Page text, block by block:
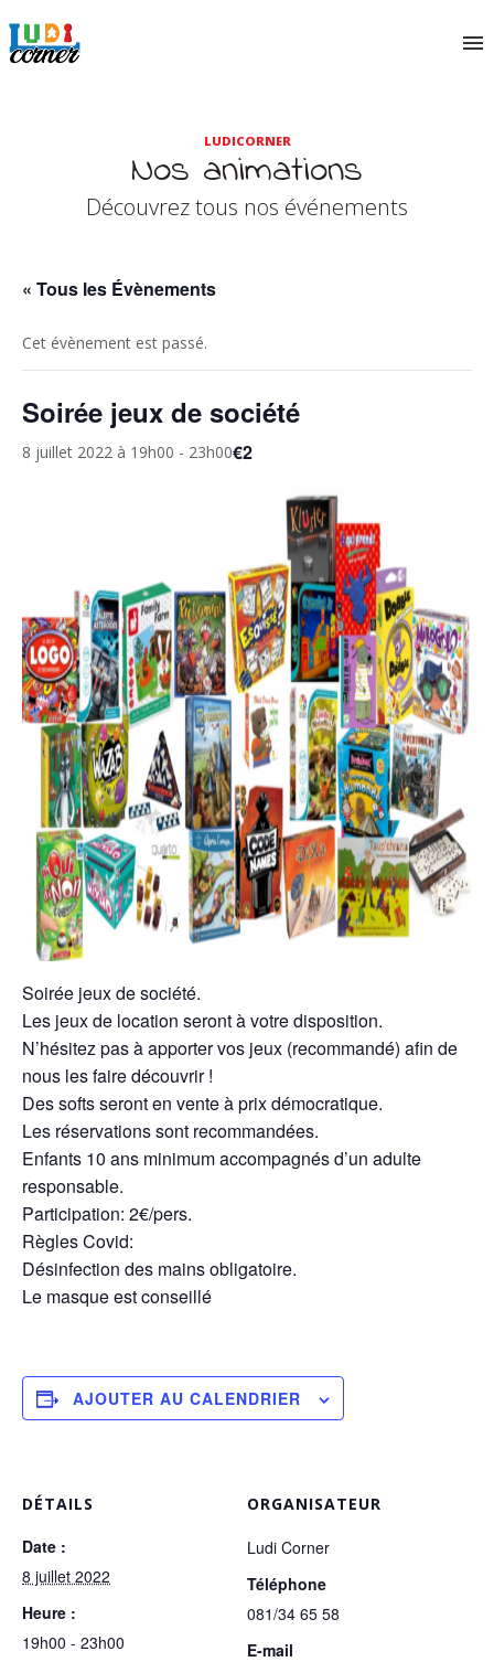
LUDICORNER
Nos animations
Découvrez tous nos événements
« Tous les Évènements
Cet évènement est passé.
Soirée jeux de société
8 juillet 2022 à 19h00 - 23h00€2
Soirée jeux de société.
Les jeux de location seront à votre disposition.
N’hésitez pas à apporter vos jeux (recommandé) afin de
nous les faire découvrir !
Des softs seront en vente à prix démocratique.
Les réservations sont recommandées.
Enfants 10 ans minimum accompagnés d’un adulte
responsable.
Participation: 2€/pers.
Règles Covid:
Désinfection des mains obligatoire.
Le masque est conseillé
AJOUTER AU CALENDRIER
DÉTAILS
Date :
8 juillet 2022
Heure :
19h00 - 23h00
ORGANISATEUR
Ludi Corner
Téléphone
081/34 65 58
E-mail